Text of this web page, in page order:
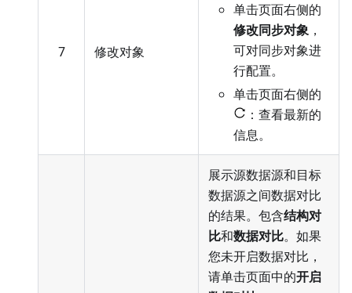
7 修改对象
单击页面右侧的
修改同步对象 ，
可对同步对象进
行配置。
单击页面右侧的
：查看最新的
信息。
展示源数据源和目标
数据源之间数据对比
的结果。包含结构对
比和数据对比。如果
您未开启数据对比，
请单击页面中的开启